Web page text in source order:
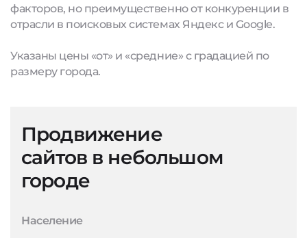
факторов, но преимущественно от конкуренции в
отрасли в поисковых системах Яндекс и Google.
Указаны цены «от» и «средние» с градацией по
размеру города.
Продвижение
сайтов в небольшом
городе
Население